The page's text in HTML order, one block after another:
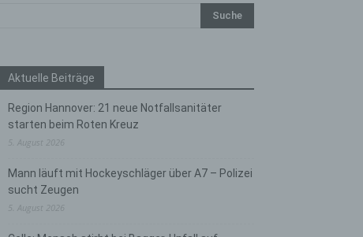
Aktuelle Beiträge
Region Hannover: 21 neue Notfallsanitäter
starten beim Roten Kreuz
5. August 2026
Mann läuft mit Hockeyschläger über A7 – Polizei
sucht Zeugen
5. August 2026